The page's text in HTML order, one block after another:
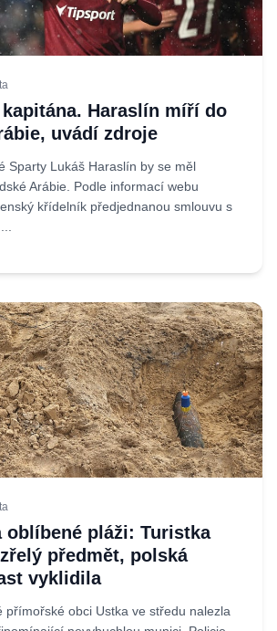
Haraslín míří do
uvádí zdroje
Sparty Lukáš Haraslín by se měl
Arábie. Podle informací webu
křídelník předjednanou smlouvu s
oblíbené pláži: Turistka
předmět, polská
vyklidila
přímořské obci Ustka ve středu nalezla